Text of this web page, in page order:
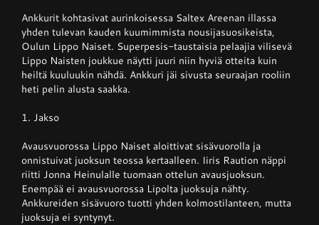
Junnupesis
Info
Ankkurit kohtasivat aurinkoisessa Saltex Areenan illassa
yhden tulevan kauden kuumimmista nousijasuosikeista,
Oulun Lippo Naiset. Superpesis-taustaisia pelaajia vilisevä
Lippo Naisten joukkue näytti juuri niin hyviä otteita kuin
heiltä kuuluukin nähdä. Ankkuri jäi sivusta seuraajan rooliin
heti pelin alusta saakka.
1. Jakso
Avausvuorossa Lippo Naiset aloittivat sisävuorolla ja
onnistuivat juoksun teossa kertaalleen. Iiris Raution näppi
riitti Jonna Heinulalle tuomaan ottelun avausjuoksun.
Enempää ei avausvuorossa Lipolta juoksuja nähty.
Ankkureiden sisävuoro tuotti yhden kolmostilanteen, mutta
juoksuja ei syntynyt.